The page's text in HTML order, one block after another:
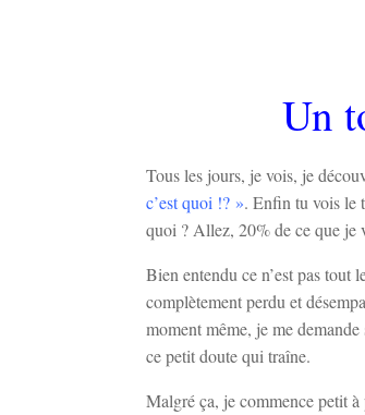
Un
Tous les jours, je vois, je
c’est quoi !? ». Enfin tu vois le
quoi ? Allez, 20% de ce que
Bien entendu ce n’est pas tout
complètement perdu et
moment même, je me
ce petit doute qui traîne.
Malgré ça, je commence petit